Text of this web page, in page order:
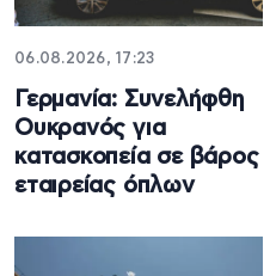
06.08.2026, 17:23
Γερμανία: Συνελήφθη
Ουκρανός για
κατασκοπεία σε βάρος
εταιρείας όπλων